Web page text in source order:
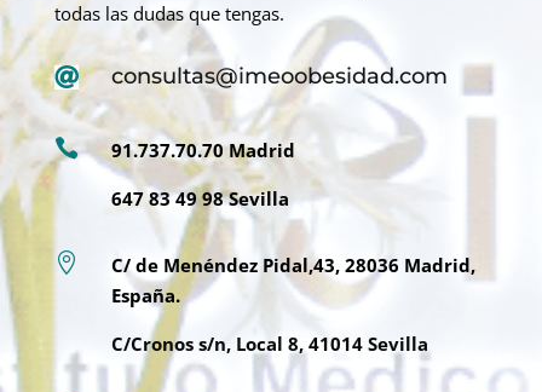
todas las dudas que tengas.
 consultas@imeoobesidad.com

91.737.70.70 Madrid
647 83 49 98 Sevilla

C/ de Menéndez Pidal,43, 28036 Madrid,
España.
C/Cronos s/n, Local 8, 41014 Sevilla